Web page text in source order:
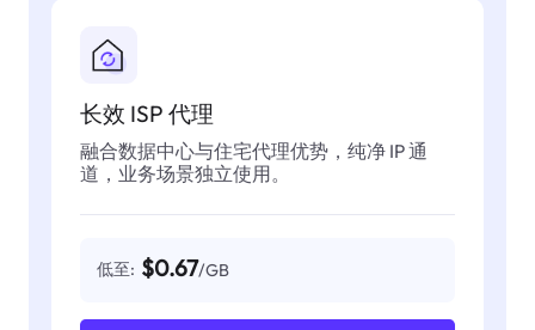
长效 ISP 代理
融合数据中心与住宅代理优势，纯净 IP 通
道，业务场景独立使用。
低至: $0.67/GB